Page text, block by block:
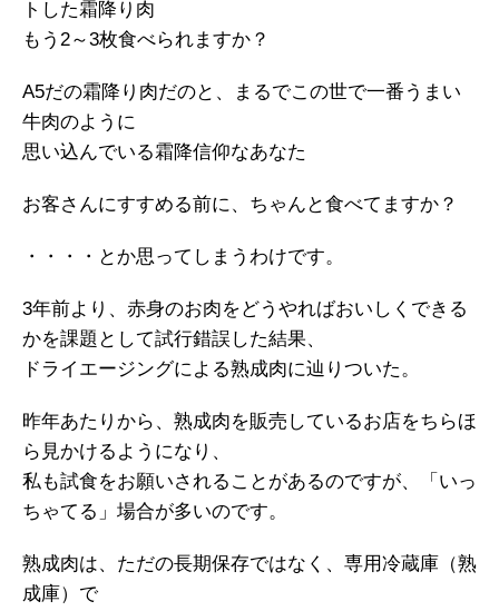
トした霜降り肉
もう2～3枚食べられますか？
A5だの霜降り肉だのと、まるでこの世で一番うまい
牛肉のように
思い込んでいる霜降信仰なあなた
お客さんにすすめる前に、ちゃんと食べてますか？
・・・・とか思ってしまうわけです。
3年前より、赤身のお肉をどうやればおいしくできる
かを課題として試行錯誤した結果、
ドライエージングによる熟成肉に辿りついた。
昨年あたりから、熟成肉を販売しているお店をちらほ
ら見かけるようになり、
私も試食をお願いされることがあるのですが、「いっ
ちゃてる」場合が多いのです。
熟成肉は、ただの長期保存ではなく、専用冷蔵庫（熟
成庫）で